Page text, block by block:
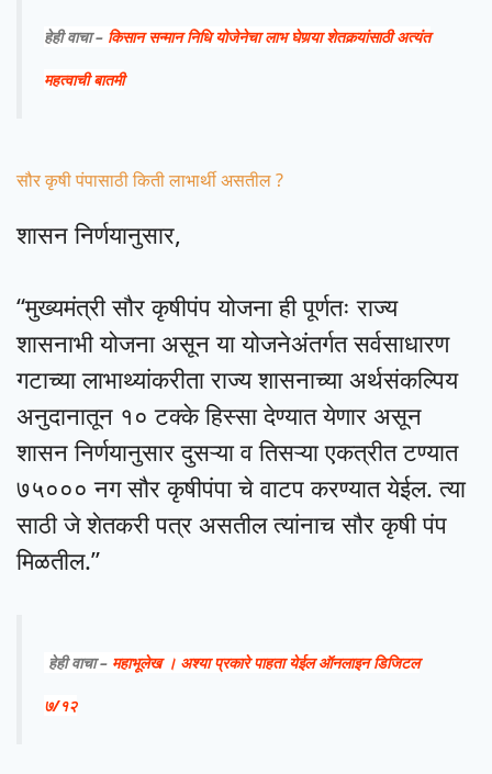
हेही वाचा – किसान सन्मान निधि योजेनेचा लाभ घेणर्‍या शेतकर्‍यांसाठी अत्यंत
महत्वाची बातमी
सौर कृषी पंपासाठी किती लाभार्थी असतील ?
शासन निर्णयानुसार,
“मुख्यमंत्री सौर कृषीपंप योजना ही पूर्णतः राज्य
शासनाभी योजना असून या योजनेअंतर्गत सर्वसाधारण
गटाच्या लाभाथ्यांकरीता राज्य शासनाच्या अर्थसंकल्पिय
अनुदानातून १० टक्के हिस्सा देण्यात येणार असून
शासन निर्णयानुसार दुसऱ्या व तिसऱ्या एकत्रीत टण्यात
७५००० नग सौर कृषीपंपा चे वाटप करण्यात येईल. त्या
साठी जे शेतकरी पत्र असतील त्यांनाच सौर कृषी पंप
मिळतील.”
हेही वाचा – महाभूलेख । अश्या प्रकारे पाहता येईल ऑनलाइन डिजिटल
७/१२